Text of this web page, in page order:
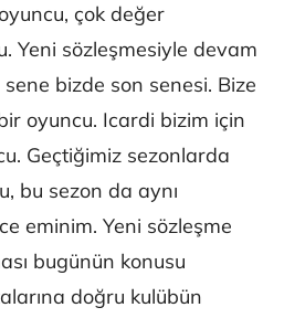
çok değer
Yeni sözleşmesiyle devam
bizde son senesi. Bize
oyuncu. Icardi bizim için
Geçtiğimiz sezonlarda
bu sezon da aynı
eminim. Yeni sözleşme
bugünün konusu
doğru kulübün